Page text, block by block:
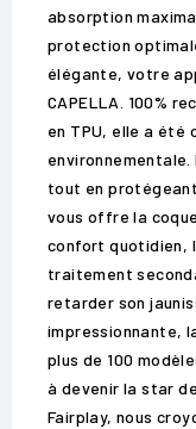
absorption
protection
élégante, votre
CAPELLA. 100%
en TPU, elle a été
tout en
vous offre la
confort quotidien,
traitement
retarder son
impressionnante,
plus de 100
à devenir la star
Fairplay, nous